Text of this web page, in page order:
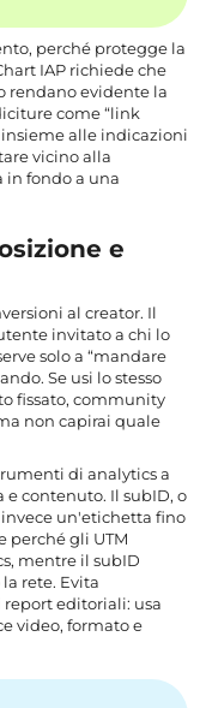
perché protegge la
IAP richiede che
rendano evidente la
come “link
insieme alle indicazioni
vicino alla
in fondo a una
e
al creator. Il
invitato a chi lo
solo a “mandare
Se usi lo stesso
fissato, community
non capirai quale
di analytics a
contenuto. Il subID, o
un'etichetta fino
perché gli UTM
mentre il subID
rete. Evita
editoriali: usa
video, formato e